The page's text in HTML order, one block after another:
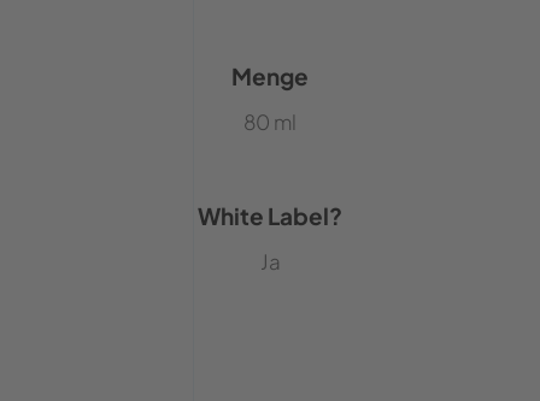
Menge
80 ml
White Label?
Ja